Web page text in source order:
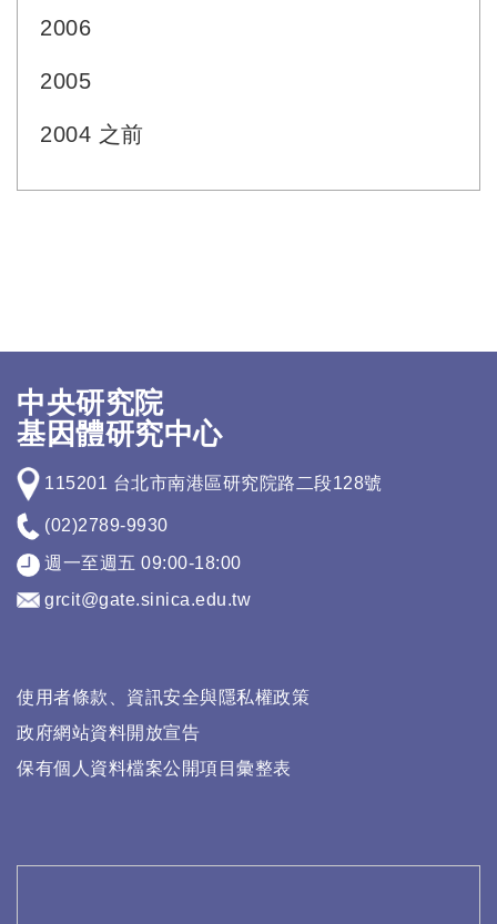
2006
2005
2004 之前
中央研究院
基因體研究中心
115201 台北市南港區研究院路二段128號
(02)2789-9930
週一至週五 09:00-18:00
grcit@gate.sinica.edu.tw
使用者條款、資訊安全與隱私權政策
政府網站資料開放宣告
保有個人資料檔案公開項目彙整表